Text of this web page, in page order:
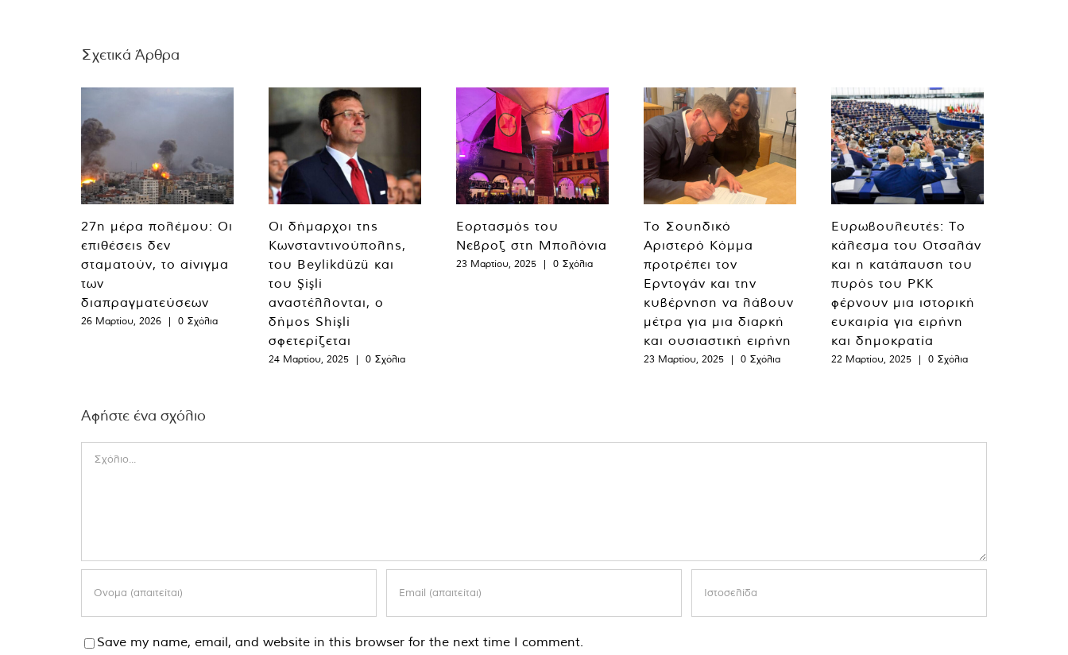
Σχετικά Άρθρα
27η μέρα πολέμου: Οι
επιθέσεις δεν
σταματούν, το αίνιγμα
των
διαπραγματεύσεων
26 Μαρτίου, 2026 | 0 Σχόλια
Οι δήμαρχοι της
Κωνσταντινούπολης,
του Beylikdüzü και
του Şişli
αναστέλλονται, ο
δήμος Shişli
σφετερίζεται
24 Μαρτίου, 2025 | 0 Σχόλια
Εορτασμός του
Νεβροζ στη Μπολόνια
23 Μαρτίου, 2025 | 0 Σχόλια
Το Σουηδικό
Αριστερό Κόμμα
προτρέπει τον
Ερντογάν και την
κυβέρνηση να λάβουν
μέτρα για μια διαρκή
και ουσιαστική ειρήνη
23 Μαρτίου, 2025 | 0 Σχόλια
Ευρωβουλευτές: Το
κάλεσμα του Οτσαλάν
και η κατάπαυση του
πυρός του PKK
φέρνουν μια ιστορική
ευκαιρία για ειρήνη
και δημοκρατία
22 Μαρτίου, 2025 | 0 Σχόλια
Αφήστε ένα σχόλιο
Save my name, email, and website in this browser for the next time I comment.